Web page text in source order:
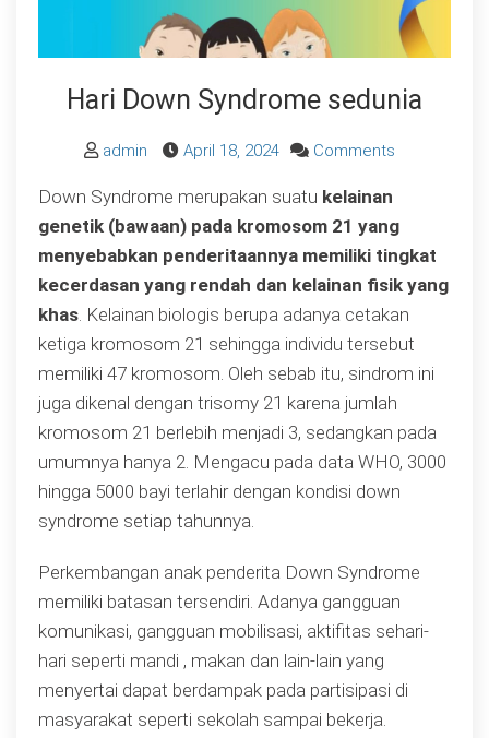
Hari Down Syndrome sedunia
admin April 18, 2024 Commentson
Syndrome
sedunia
Down Syndrome merupakan suatu kelainan
genetik (bawaan) pada kromosom 21 yang
menyebabkan penderitaannya memiliki tingkat
kecerdasan yang rendah dan kelainan fisik yang
khas. Kelainan biologis berupa adanya cetakan
ketiga kromosom 21 sehingga individu tersebut
memiliki 47 kromosom. Oleh sebab itu, sindrom ini
juga dikenal dengan trisomy 21 karena jumlah
kromosom 21 berlebih menjadi 3, sedangkan pada
umumnya hanya 2. Mengacu pada data WHO, 3000
hingga 5000 bayi terlahir dengan kondisi down
syndrome setiap tahunnya.
Perkembangan anak penderita Down Syndrome
memiliki batasan tersendiri. Adanya gangguan
komunikasi, gangguan mobilisasi, aktifitas sehari-
hari seperti mandi , makan dan lain-lain yang
menyertai dapat berdampak pada partisipasi di
masyarakat seperti sekolah sampai bekerja.